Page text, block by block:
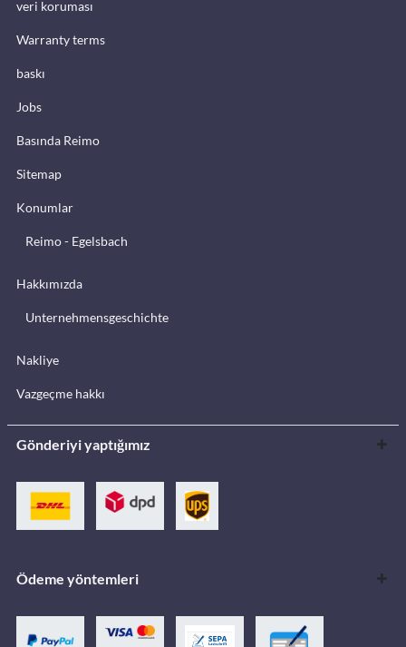
veri koruması
Warranty terms
baskı
Jobs
Basında Reimo
Sitemap
Konumlar
Reimo - Egelsbach
Hakkımızda
Unternehmensgeschichte
Nakliye
Vazgeçme hakkı
Gönderiyi yaptığımız
Ödeme yöntemleri